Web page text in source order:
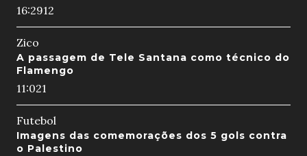
16:2912
Zico
A passagem de Tele Santana como técnico do
Flamengo
11:021
Futebol
Imagens das comemorações dos 5 gols contra
o Palestino